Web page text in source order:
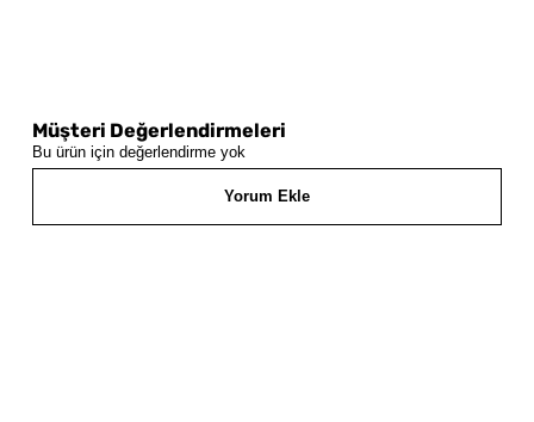
Müşteri Değerlendirmeleri
Bu ürün için değerlendirme yok
Yorum Ekle